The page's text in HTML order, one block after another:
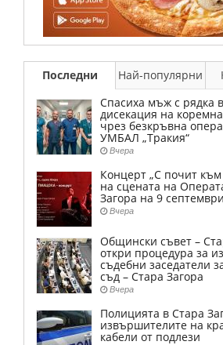
Последни Най-популярни
Спасиха мъж с рядка
дисекация на
чрез безкръвна
УМБАЛ „Тракия“
Вчера
Концерт „С почит
на сцената на
Загора на 9 септември
Вчера
Общински съвет –
откри процедура за
съдебни заседатели
съд – Стара Загора
Вчера
Полицията в Стара
извършителите на
кабели от подлези